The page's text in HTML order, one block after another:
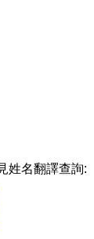
姓名翻譯查詢: